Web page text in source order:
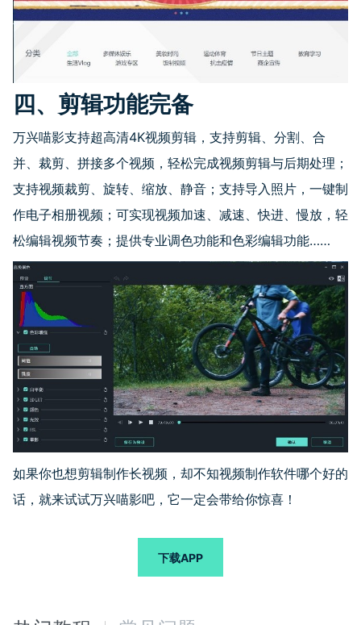
四、剪辑功能完备
万兴喵影支持超高清4K视频剪辑，支持剪辑、分割、合
并、裁剪、拼接多个视频，轻松完成视频剪辑与后期处理；
支持视频裁剪、旋转、缩放、静音；支持导入照片，一键制
作电子相册视频；可实现视频加速、减速、快进、慢放，轻
松编辑视频节奏；提供专业调色功能和色彩编辑功能……
如果你也想剪辑制作长视频，却不知视频制作软件哪个好的
话，就来试试万兴喵影吧，它一定会带给你惊喜！
下载APP